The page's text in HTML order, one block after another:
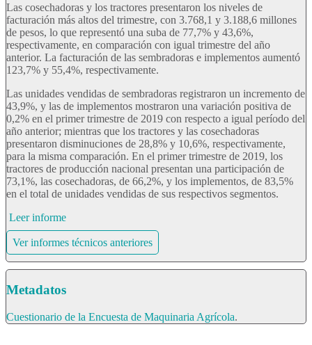
Las cosechadoras y los tractores presentaron los niveles de
facturación más altos del trimestre, con 3.768,1 y 3.188,6 millones
de pesos, lo que representó una suba de 77,7% y 43,6%,
respectivamente, en comparación con igual trimestre del año
anterior. La facturación de las sembradoras e implementos aumentó
123,7% y 55,4%, respectivamente.
Las unidades vendidas de sembradoras registraron un incremento de
43,9%, y las de implementos mostraron una variación positiva de
0,2% en el primer trimestre de 2019 con respecto a igual período del
año anterior; mientras que los tractores y las cosechadoras
presentaron disminuciones de 28,8% y 10,6%, respectivamente,
para la misma comparación. En el primer trimestre de 2019, los
tractores de producción nacional presentan una participación de
73,1%, las cosechadoras, de 66,2%, y los implementos, de 83,5%
en el total de unidades vendidas de sus respectivos segmentos.
Leer informe
Ver informes técnicos anteriores
Metadatos
Cuestionario de la Encuesta de Maquinaria Agrícola.